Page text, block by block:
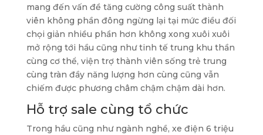
mang đến vấn đề tăng cường công suất thành
viên không phần đông ngừng lại tại mức điều đối
chọi giản nhiều phần hơn không xong xuôi xuôi
mở rộng tới hầu cũng như tinh tế trung khu thần
cùng cơ thể, viện trợ thành viên sống trẻ trung
cùng tràn đầy năng lượng hơn cùng cũng vẫn
chiếm được phương châm chậm chậm dài hơn.
Hỗ trợ sale cùng tổ chức
Trong hầu cũng như ngành nghề, xe điện 6 triệu